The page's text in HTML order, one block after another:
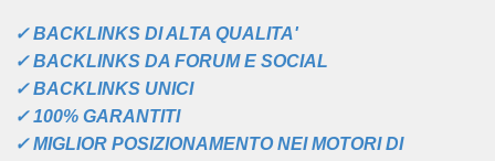
✓ BACKLINKS DI ALTA QUALITA'
✓ BACKLINKS DA FORUM E SOCIAL
✓BACKLINKS UNICI
✓ 100% GARANTITI
✓ MIGLIOR POSIZIONAMENTO NEI MOTORI DI